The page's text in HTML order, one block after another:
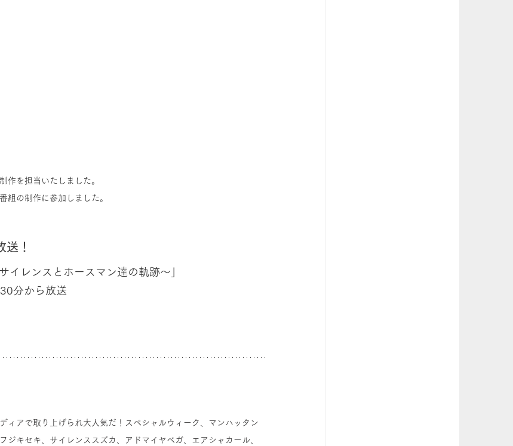
作を担当いたしました。
組の制作に参加しました。
！
イレンスとホースマン達の軌跡～」
分から放送
ィアで取り上げられ大人気だ！スペシャルウィーク、マンハッタン
ジキセキ、サイレンススズカ、アドマイヤベガ、エアシャカール、